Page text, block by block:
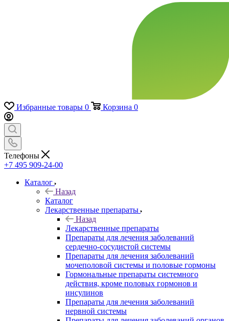
Избранные товары 0 Корзина 0
Телефоны
+7 495 909-24-00
Каталог
Назад
Каталог
Лекарственные препараты
Назад
Лекарственные препараты
Препараты для лечения заболеваний
сердечно-сосудистой системы
Препараты для лечения заболеваний
мочеполовой системы и половые гормоны
Гормональные препараты системного
действия, кроме половых гормонов и
инсулинов
Препараты для лечения заболеваний
нервной системы